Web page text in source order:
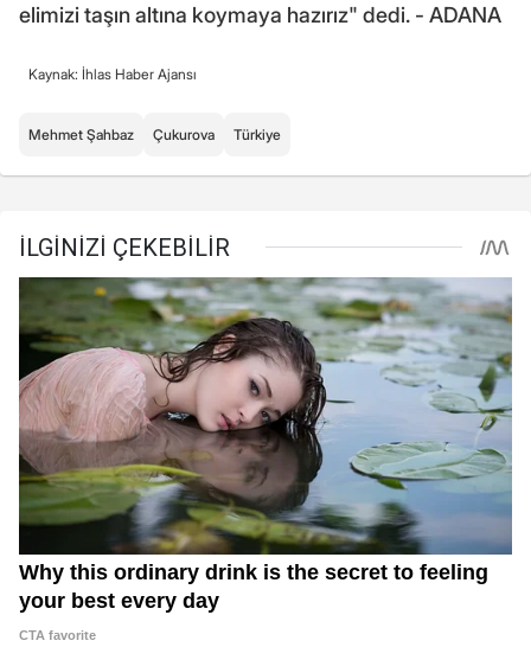
elimizi taşın altına koymaya hazırız" dedi. - ADANA
Kaynak: İhlas Haber Ajansı
Mehmet Şahbaz Çukurova Türkiye